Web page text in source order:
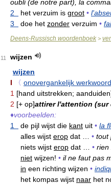
oubli (de notre part), la
2
het verzuim is groot •
3
doe het zonder verzuim •
Deens-Russisch woordenboek >
11
wijzen
wijzen
I
〈 onovergankelijk werkwoord
1 [hand uitstrekken;
2 [+ op]attirer l'attention (sur
♦voorbeelden:
1
de pijl wijst die kant uit • la
alles wijst erop dat … • tout
niets wijst erop dat … • rien
niet wijzen! • il ne faut pas
in een richting wijzen •
het kompas wijst naar het